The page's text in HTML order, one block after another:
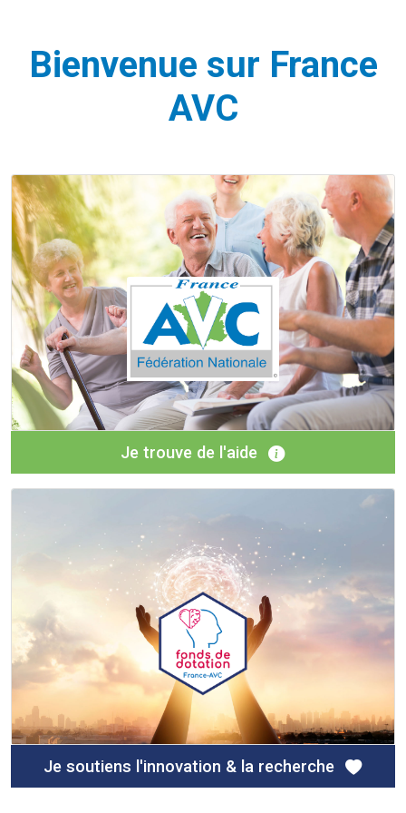
Bienvenue sur France
AVC
Je trouve de l'aide
Je soutiens l'innovation & la recherche